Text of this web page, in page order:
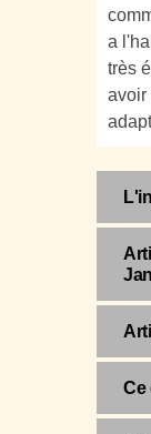
a
très
avoir
Ce